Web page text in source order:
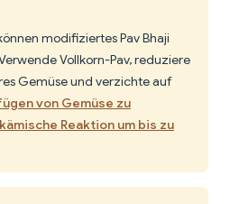
modifiziertes Pav Bhaji
Vollkorn-Pav, reduziere
Gemüse und verzichte auf
von Gemüse zu
Reaktion um bis zu